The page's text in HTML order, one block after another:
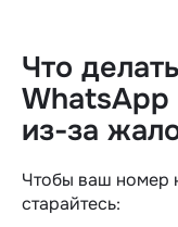
Что
WhatsApp
из-за
Чтобы ваш номер
старайтесь: